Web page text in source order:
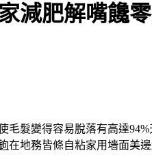
減肥解嘴饞
毛髮變得容易脫落有高達
在地務皆條自粘家用墻面美